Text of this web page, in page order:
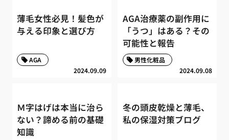
薄毛女性必見！髪色が
与える印象と選び方
2024.09.09
AGA
AGA治療薬の副作用に
「うつ」はある？その
可能性と報告
2024.09.08
男性化粧品
Ｍ字はげは本当に治ら
ない？諦める前の基礎
知識
冬の頭皮乾燥と薄毛、
私の保湿対策ブログ